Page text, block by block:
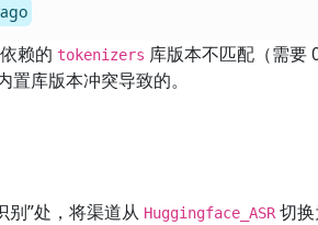
赖的 tokenizers 库版本不匹配（需要
库版本冲突导致的。
别”处，将渠道从 Huggingface_ASR切换